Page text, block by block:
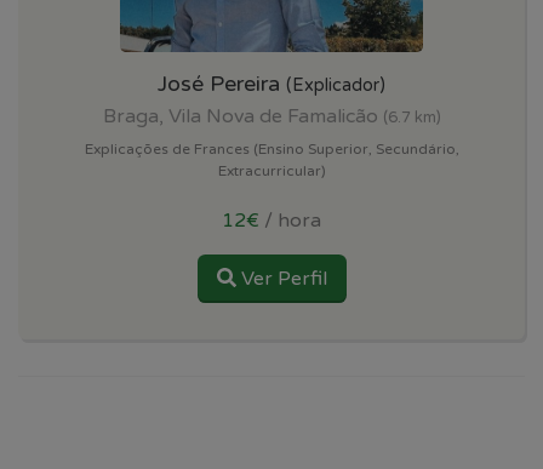
José Pereira (Explicador)
Braga, Vila Nova de Famalicão (6.7 km)
Explicações de Frances (Ensino Superior, Secundário,
Extracurricular)
12€ / hora
Ver Perfil